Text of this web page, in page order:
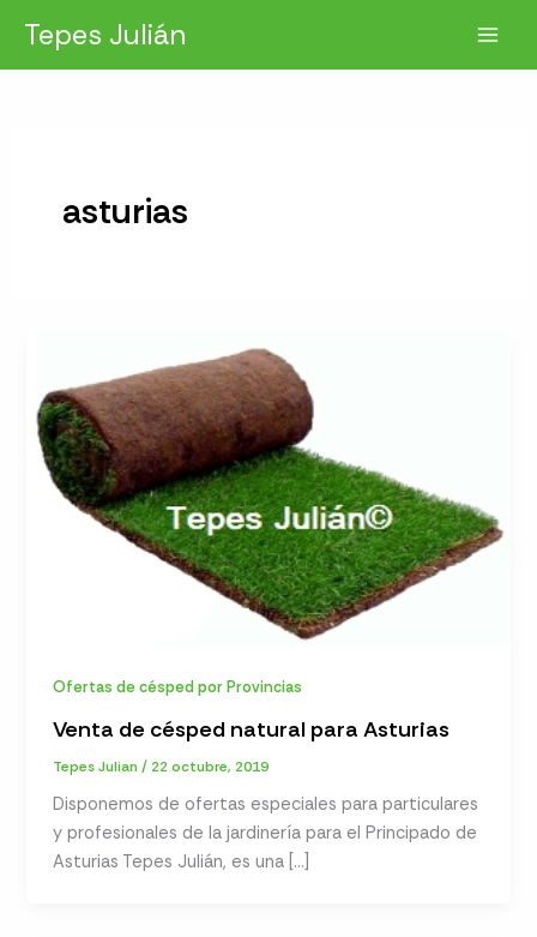
contenido
Tepes Julián
asturias
Ofertas de césped por Provincias
Venta de césped natural para Asturias
Tepes Julian/ 22 octubre, 2019
Disponemos de ofertas especiales para particulares
y profesionales de la jardinería para el Principado de
Asturias Tepes Julián, es una […]